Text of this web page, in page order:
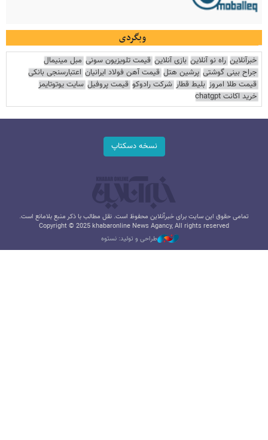
وبگردی
خبرآنلاین راه نو آنلاین بازی آنلاین قیمت تلویزیون سونی مبل مینیمال
جراح بینی گوشتی پرشین هتل قیمت آهن فولاد ایرانیان اعتبارسنجی بانکی
قیمت طلا امروز بلیط قطار شرکت رادوکو قیمت پروفیل سایت یوتوتایمز
خرید اکانت chatgpt
نسخه دسکتاپ
تمامی حقوق این سایت برای خبرآنلاین محفوظ است. نقل مطالب با ذکر منبع بلامانع است.
Copyright © 2025 khabaronline News Agancy, All rights reserved
طراحی و تولید: نستوه